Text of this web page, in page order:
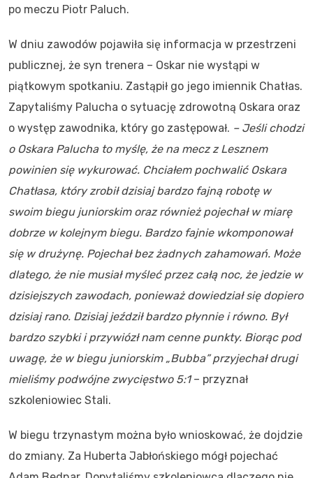
po meczu Piotr Paluch.
W dniu zawodów pojawiła się informacja w przestrzeni
publicznej, że syn trenera – Oskar nie wystąpi w
piątkowym spotkaniu. Zastąpił go jego imiennik Chatłas.
Zapytaliśmy Palucha o sytuację zdrowotną Oskara oraz
o występ zawodnika, który go zastępował. – Jeśli chodzi
o Oskara Palucha to myślę, że na mecz z Lesznem
powinien się wykurować. Chciałem pochwalić Oskara
Chatłasa, który zrobił dzisiaj bardzo fajną robotę w
swoim biegu juniorskim oraz również pojechał w miarę
dobrze w kolejnym biegu. Bardzo fajnie wkomponował
się w drużynę. Pojechał bez żadnych zahamowań. Może
dlatego, że nie musiał myśleć przez całą noc, że jedzie w
dzisiejszych zawodach, ponieważ dowiedział się dopiero
dzisiaj rano. Dzisiaj jeździł bardzo płynnie i równo. Był
bardzo szybki i przywiózł nam cenne punkty. Biorąc pod
uwagę, że w biegu juniorskim „Bubba” przyjechał drugi
mieliśmy podwójne zwycięstwo 5:1– przyznał
szkoleniowiec Stali.
W biegu trzynastym można było wnioskować, że dojdzie
do zmiany. Za Huberta Jabłońskiego mógł pojechać